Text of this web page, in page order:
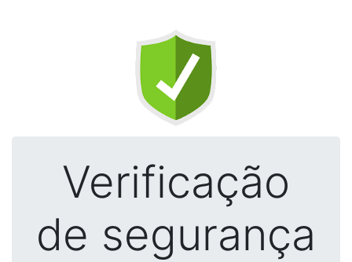
Verificação
de segurança